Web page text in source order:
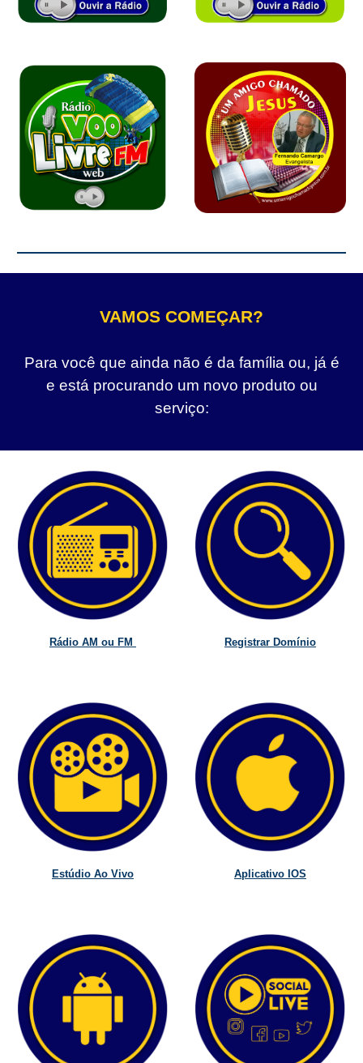
VAMOS COMEÇAR?
Para você que ainda não é da família ou, já é
e está procurando um novo produto ou
serviço:
Rádio AM ou FM Registrar Domínio
Estúdio Ao Vivo Aplicativo IOS